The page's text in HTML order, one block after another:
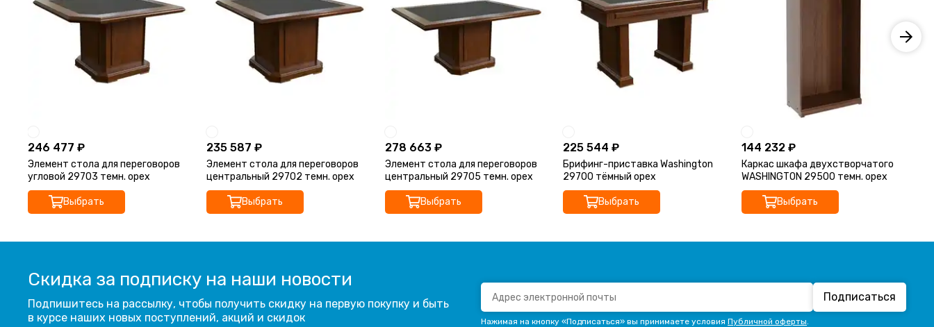
246 477 ₽
Элемент стола для переговоров
угловой 29703 темн. орех
Выбрать
235 587 ₽
Элемент стола для переговоров
центральный 29702 темн. орех
Выбрать
278 663 ₽
Элемент стола для переговоров
центральный 29705 темн. орех
Выбрать
225 544 ₽
Брифинг-приставка Washington
29700 тёмный орех
Выбрать
144 232 ₽
Каркас шкафа двухстворчатого
WASHINGTON 29500 темн. орех
Выбрать
Скидка за подписку на наши новости
Подпишитесь на рассылку, чтобы получить скидку на первую покупку и быть
в курсе наших новых поступлений, акций и скидок
Подписаться
Нажимая на кнопку «Подписаться» вы принимаете условия Публичной оферты.